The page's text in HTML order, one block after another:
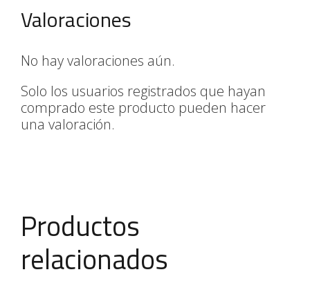
Valoraciones
No hay valoraciones aún.
Solo los usuarios registrados que hayan
comprado este producto pueden hacer
una valoración.
Productos
relacionados